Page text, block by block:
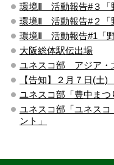
環境Ⅱ 活動報告#３「
環境Ⅱ 活動報告#２「
環境Ⅱ 活動報告#1「
大阪総体駅伝出場
ユネスコ部 アジア・
【告知】２月７日(土
ユネスコ部「豊中まつ
ユネスコ部「ユネス
ント」